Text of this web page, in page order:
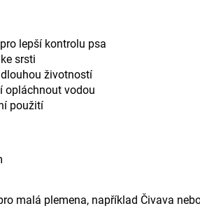
lepší kontrolu psa
srsti
životností
opláchnout vodou
použití
malá plemena, například Čivava